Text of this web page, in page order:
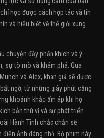
học được cách hợp tác và tin
và hiểu biết về thế giới xung
chuyện đầy phấn khích và ý
sự tò mò và khám phá. Qua
và Alex, khán giả sẽ được
ngờ, từ những giây phút căng
khoảnh khắc ấm áp khi họ
bản thú vị và sự phát triển
Hành Tinh chắc chắn sẽ
ảnh đáng nhớ. Bộ phim này